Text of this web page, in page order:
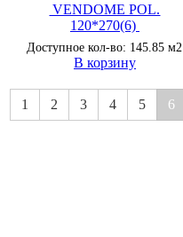
VENDOME POL.
120*270(6)
Доступное кол-во: 145.85 м2
В корзину
1 2 3 4 5 6